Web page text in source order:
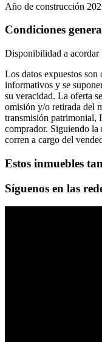
Año de construcción
Condiciones
Disponibilidad a acordar
Los datos expuestos son
informativos y se
su veracidad. La oferta
omisión y/o retirada del
transmisión patrimonial,
comprador. Siguiendo la
corren a cargo del
Estos inmuebles
Síguenos en las